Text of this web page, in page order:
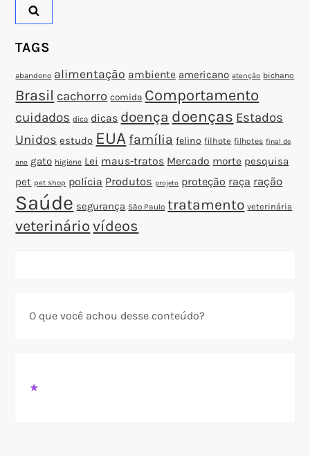
t
TAGS
abandono alimentação ambiente americano atenção bichano
Brasil cachorro comida Comportamento
cuidados dica dicas doença doenças Estados
Unidos estudo EUA família felino filhote filhotes final de
ano gato higiene Lei maus-tratos Mercado morte pesquisa
pet pet shop polícia Produtos projeto proteção raça ração
Saúde segurança São Paulo tratamento veterinária
veterinário vídeos
O que você achou desse conteúdo?
★